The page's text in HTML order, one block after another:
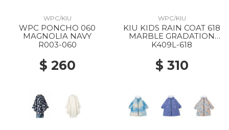
WPC/KIU
WPC PONCHO 060
MAGNOLIA NAVY
R003-060
$ 260
WPC/KIU
KIU KIDS RAIN COAT 618
MARBLE GRADATION
BLUE
K409L-618
$ 310